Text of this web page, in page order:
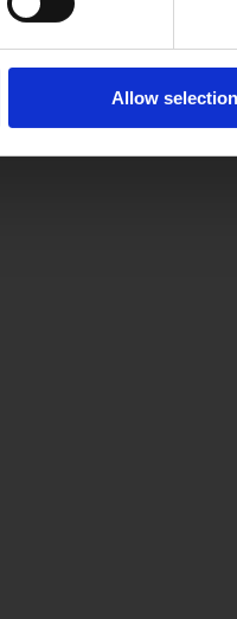
Allow selection